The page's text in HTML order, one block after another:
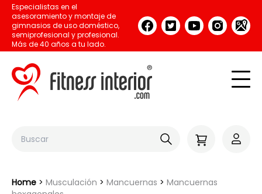
Especialistas en el
asesoramiento y montaje de
gimnasios de uso doméstico,
semiprofesional y profesional.
Más de 40 años a tu lado.
Home Musculación Mancuernas
Mancuernas